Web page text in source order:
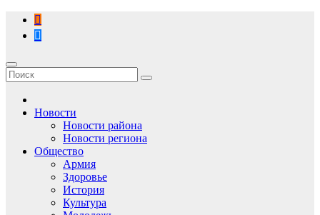
Перейти
содержимому
Новости
Новости района
Новости региона
Общество
Армия
Здоровье
История
Культура